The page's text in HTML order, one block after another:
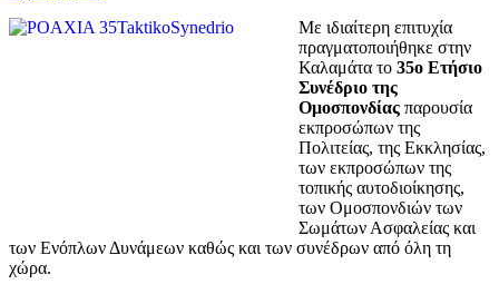
Με ιδιαίτερη επιτυχία
πραγματοποιήθηκε στην
Καλαμάτα το 35ο Ετήσιο
Συνέδριο της
Ομοσπονδίας παρουσία
εκπροσώπων της
Πολιτείας, της Εκκλησίας,
των εκπροσώπων της
τοπικής αυτοδιοίκησης,
των Ομοσπονδιών των
Σωμάτων Ασφαλείας και
των Ενόπλων Δυνάμεων καθώς και των συνέδρων από όλη τη
χώρα.